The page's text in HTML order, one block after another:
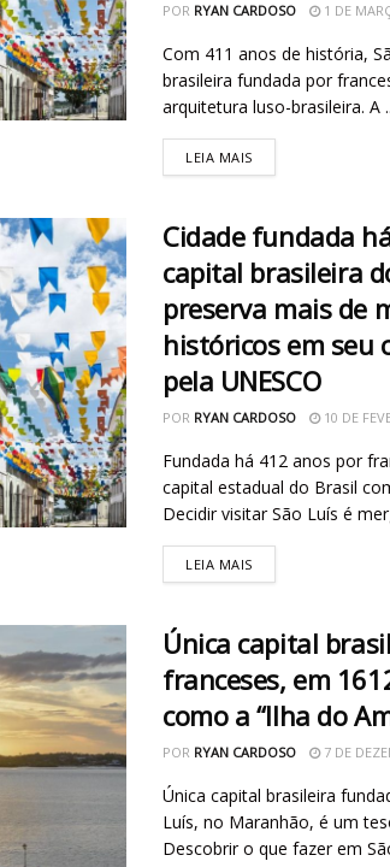
POR RYAN CARDOSO 1 DE
Com 411 anos de história,
brasileira fundada por
arquitetura luso-brasileira. A
LEIA MAIS
Cidade fundada
capital brasileira
preserva mais de
históricos em seu
pela UNESCO
POR RYAN CARDOSO 10 DE
Fundada há 412 anos por
capital estadual do Brasil
Decidir visitar São Luís é
LEIA MAIS
Única capital
franceses, em
como a “Ilha do
POR RYAN CARDOSO 7 DE
Única capital brasileira
Luís, no Maranhão, é um
Descobrir o que fazer em